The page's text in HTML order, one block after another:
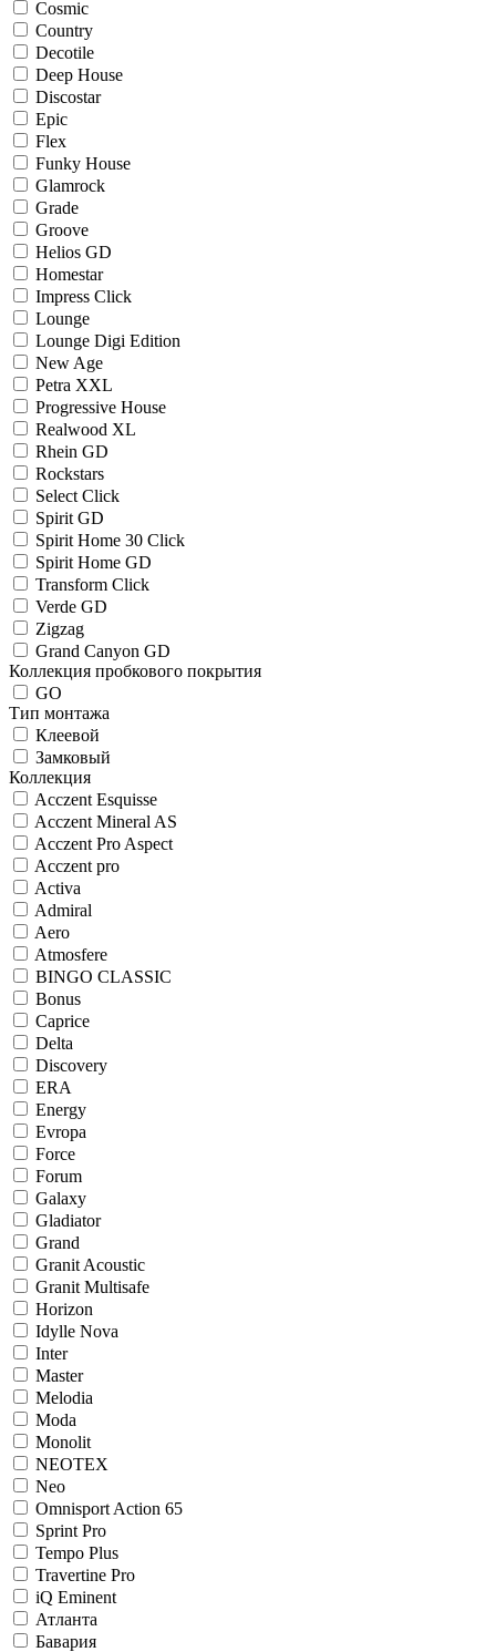
Cosmic
Country
Decotile
Deep House
Discostar
Epic
Flex
Funky House
Glamrock
Grade
Groove
Helios GD
Homestar
Impress Click
Lounge
Lounge Digi Edition
New Age
Petra XXL
Progressive House
Realwood XL
Rhein GD
Rockstars
Select Click
Spirit GD
Spirit Home 30 Click
Spirit Home GD
Transform Click
Verde GD
Zigzag
Grand Canyon GD
Коллекция пробкового покрытия
GO
Тип монтажа
Клеевой
Замковый
Коллекция
Acczent Esquisse
Acczent Mineral AS
Acczent Pro Aspect
Acczent pro
Activa
Admiral
Aero
Atmosfere
BINGO CLASSIC
Bonus
Caprice
Delta
Discovery
ERA
Energy
Evropa
Force
Forum
Galaxy
Gladiator
Grand
Granit Acoustic
Granit Multisafe
Horizon
Idylle Nova
Inter
Master
Melodia
Moda
Monolit
NEOTEX
Neo
Omnisport Action 65
Sprint Pro
Tempo Plus
Travertine Pro
iQ Eminent
Атланта
Бавария